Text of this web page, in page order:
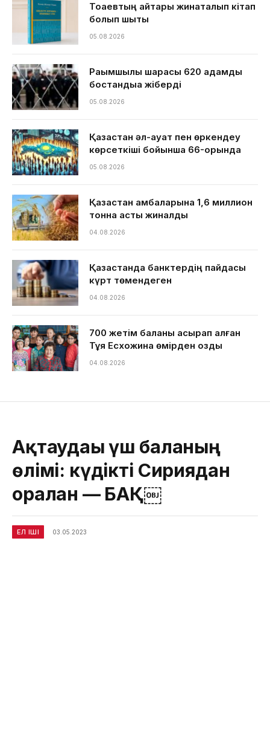
Тоқаевтың айтқары жинақталып кітап
болып шықты
05.08.2026
Рақымшылық шарасы 620 адамды
бостандыққа жіберді
05.08.2026
Қазақстан әл-ауқат пен өркендеу
көрсеткіші бойынша 66-орында
05.08.2026
Қазақстан қамбаларына 1,6 миллион
тонна астық жиналды
04.08.2026
Қазақстанда банктердің пайдасы
күрт төмендеген
04.08.2026
700 жетім баланы асырап алған
Тұяқ Есхожина өмірден озды
04.08.2026
Ақтаудағы үш баланың
өлімі: күдікті Сириядан
оралған — БАҚ￼
ЕЛ ІШІ 03.05.2023